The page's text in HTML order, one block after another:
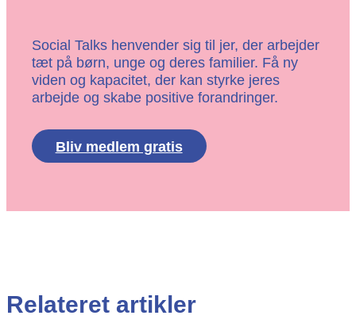
Social Talks henvender sig til jer, der arbejder
tæt på børn, unge og deres familier. Få ny
viden og kapacitet, der kan styrke jeres
arbejde og skabe positive forandringer.
Bliv medlem gratis
Relateret artikler